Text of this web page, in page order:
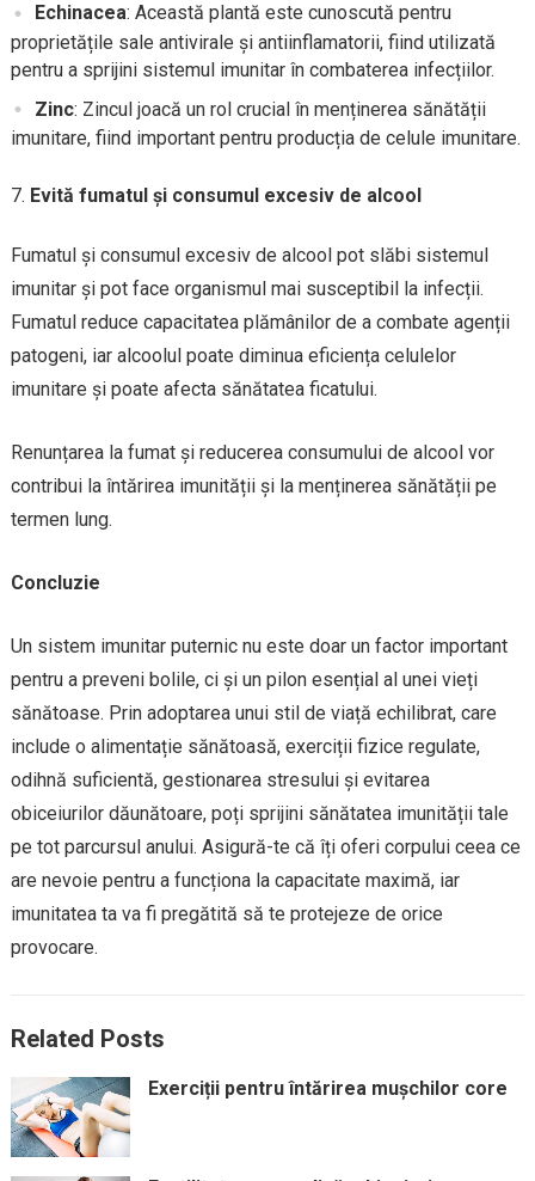
Echinacea: Această plantă este cunoscută pentru
proprietățile sale antivirale și antiinflamatorii, fiind utilizată
pentru a sprijini sistemul imunitar în combaterea infecțiilor.
Zinc: Zincul joacă un rol crucial în menținerea sănătății
imunitare, fiind important pentru producția de celule imunitare.
Evită fumatul și consumul excesiv de alcool
Fumatul și consumul excesiv de alcool pot slăbi sistemul
imunitar și pot face organismul mai susceptibil la infecții.
Fumatul reduce capacitatea plămânilor de a combate agenții
patogeni, iar alcoolul poate diminua eficiența celulelor
imunitare și poate afecta sănătatea ficatului.
Renunțarea la fumat și reducerea consumului de alcool vor
contribui la întărirea imunității și la menținerea sănătății pe
termen lung.
Concluzie
Un sistem imunitar puternic nu este doar un factor important
pentru a preveni bolile, ci și un pilon esențial al unei vieți
sănătoase. Prin adoptarea unui stil de viață echilibrat, care
include o alimentație sănătoasă, exerciții fizice regulate,
odihnă suficientă, gestionarea stresului și evitarea
obiceiurilor dăunătoare, poți sprijini sănătatea imunității tale
pe tot parcursul anului. Asigură-te că îți oferi corpului ceea ce
are nevoie pentru a funcționa la capacitate maximă, iar
imunitatea ta va fi pregătită să te protejeze de orice
provocare.
Related Posts
Exerciții pentru întărirea mușchilor core